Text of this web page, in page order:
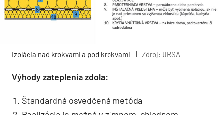
Izolácia nad krokvami a pod krokvami Zdroj: URSA
Výhody zateplenia zdola:
Štandardná osvedčená metóda